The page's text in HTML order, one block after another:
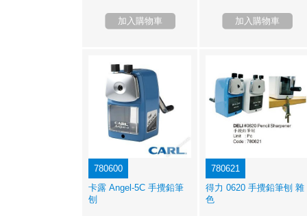
加入購物車 加入購物車
780600
卡露 Angel-5C 手攪鉛筆
刨
780621
得力 0620 手攪鉛筆刨 雜
色